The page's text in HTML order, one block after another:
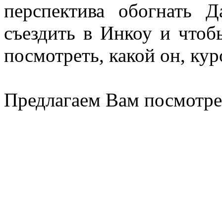
перспектива обогнать
съездить в Инкоу и
посмотреть, какой он,
Предлагаем Вам